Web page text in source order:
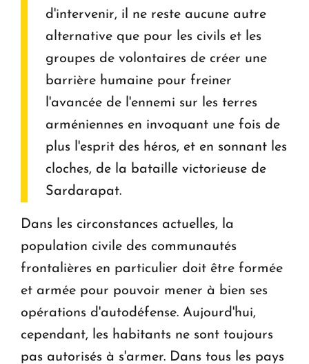
d'intervenir, il ne reste aucune autre
alternative que pour les civils et les
groupes de volontaires de créer une
barrière humaine pour freiner
l'avancée de l'ennemi sur les terres
arméniennes en invoquant une fois de
plus l'esprit des héros, et en sonnant les
cloches, de la bataille victorieuse de
Sardarapat.
Dans les circonstances actuelles, la
population civile des communautés
frontalières en particulier doit être formée
et armée pour pouvoir mener à bien ses
opérations d'autodéfense. Aujourd'hui,
cependant, les habitants ne sont toujours
pas autorisés à s'armer. Dans tous les pays